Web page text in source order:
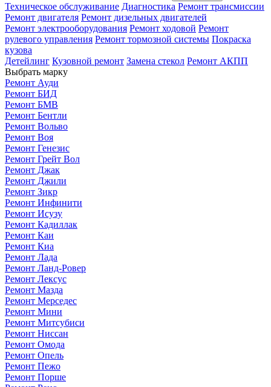
Техническое обслуживание Диагностика Ремонт трансмиссии
Ремонт двигателя Ремонт дизельных двигателей
Ремонт электрооборудования Ремонт ходовой Ремонт
рулевого управления Ремонт тормозной системы Покраска
кузова
Детейлинг Кузовной ремонт Замена стекол Ремонт АКПП
Выбрать марку
Ремонт Ауди
Ремонт БИД
Ремонт БМВ
Ремонт Бентли
Ремонт Вольво
Ремонт Воя
Ремонт Генезис
Ремонт Грейт Вол
Ремонт Джак
Ремонт Джили
Ремонт Зикр
Ремонт Инфинити
Ремонт Исузу
Ремонт Кадиллак
Ремонт Каи
Ремонт Киа
Ремонт Лада
Ремонт Ланд-Ровер
Ремонт Лексус
Ремонт Мазда
Ремонт Мерседес
Ремонт Мини
Ремонт Митсубиси
Ремонт Ниссан
Ремонт Омода
Ремонт Опель
Ремонт Пежо
Ремонт Порше